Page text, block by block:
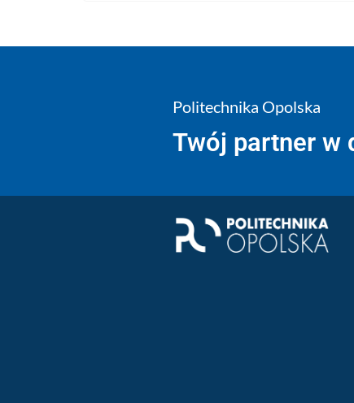
Politechnika Opolska
Twój partner w